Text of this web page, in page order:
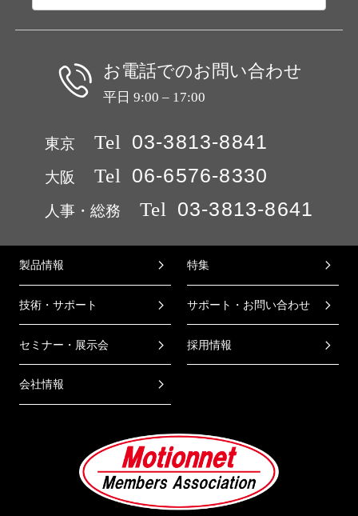
お電話でのお問い合わせ
平日 9:00 – 17:00
東京 Tel 03-3813-8841
大阪 Tel 06-6576-8330
人事・総務 Tel 03-3813-8641
製品情報 特集
技術・サポート サポート・お問い合わせ
セミナー・展示会 採用情報
会社情報